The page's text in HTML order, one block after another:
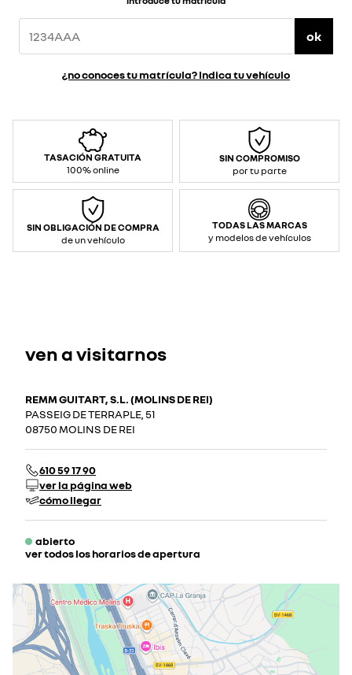
ok
¿no conoces tu matrícula? Indica tu vehículo
TASACIÓN GRATUITA
100% online
SIN COMPROMISO
por tu parte
SIN OBLIGACIÓN DE COMPRA
de un vehículo
TODAS LAS MARCAS
y modelos de vehículos
ven a visitarnos
REMM GUITART, S.L. (MOLINS DE REI)
PASSEIG DE TERRAPLE, 51
08750 MOLINS DE REI
610 59 17 90
ver la página web
cómo llegar
abierto
ver todos los horarios de apertura
martes
08:30 - 14:0015:00 - 20:30
miércoles
08:30 - 14:00
15:00 - 20:30
jueves
08:30 - 14:00 15:00 - 20:30
viernes
08:30 - 14:00
15:00 - 20:30
sábado
09:00 - 14:0017:00 - 20:00
domingo
cerrado actualmente